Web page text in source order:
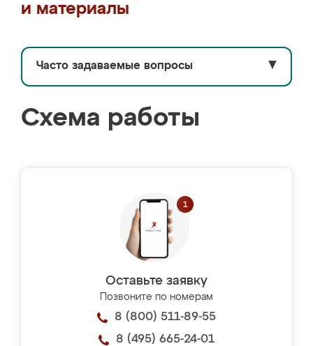
и материалы
Часто задаваемые вопросы ▼
Схема работы
Оставьте заявку
Позвоните по номерам
8 (800) 511-89-55
8 (495) 665-24-01